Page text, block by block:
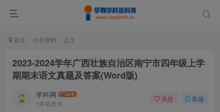
首页 小学资料 正文
2023-2024学年广西壮族自治区南宁市四年级上学
期期末语文真题及答案(Word版)
学科网
1年前发布
关注 私信